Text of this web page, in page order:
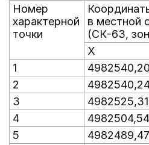
Номер
характерной
точки
в местной
(СК-63,
X
1
2
3
4
5